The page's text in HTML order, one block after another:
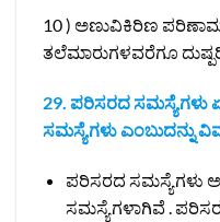
10 ) ಅಣುವಿಕಿರಿಣ
ತಲೆಮಾರುಗಳವರೆಗೂ
29. ಪರಿಸರದ
ಸಮಸ್ಯೆಗಳು ಎಂಬುದನ್ನು
ಪರಿಸರದ ಸಮಸ್ಯೆಗಳು
ಸಮಸ್ಯೆಗಳಾಗಿವೆ .